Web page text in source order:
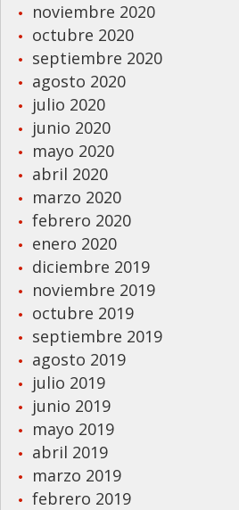
noviembre 2020
octubre 2020
septiembre 2020
agosto 2020
julio 2020
junio 2020
mayo 2020
abril 2020
marzo 2020
febrero 2020
enero 2020
diciembre 2019
noviembre 2019
octubre 2019
septiembre 2019
agosto 2019
julio 2019
junio 2019
mayo 2019
abril 2019
marzo 2019
febrero 2019